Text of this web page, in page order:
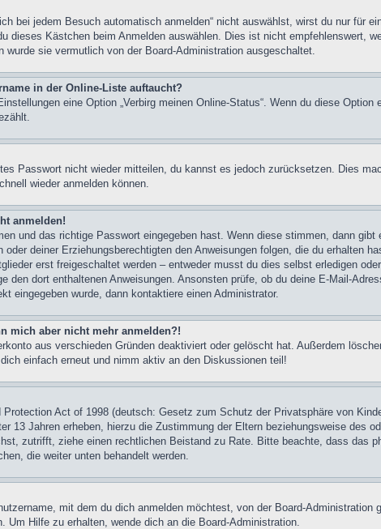
bei jedem Besuch automatisch anmelden“ nicht auswählst, wirst du nur für
dieses Kästchen beim Anmelden auswählen. Dies ist nicht empfehlenswert,
sie vermutlich von der Board-Administration ausgeschaltet.
in der Online-Liste auftaucht?
eine Option „Verbirg meinen Online-Status“. Wenn du diese
Passwort nicht wieder mitteilen, du kannst es jedoch zurücksetzen. Dies
wieder anmelden können.
anmelden!
und das richtige Passwort eingegeben hast. Wenn diese stimmen, dann
deiner Erziehungsberechtigten den Anweisungen folgen, die du erhalten
erst freigeschaltet werden – entweder musst du dies selbst erledigen
den dort enthaltenen Anweisungen. Ansonsten prüfe, ob du deine E-Mail-
eingegeben wurde, dann kontaktiere einen Administrator.
mich aber nicht mehr anmelden?!
aus verschieden Gründen deaktiviert oder gelöscht hat. Außerdem
einfach erneut und nimm aktiv an den Diskussionen teil!
Act of 1998 (deutsch: Gesetz zum Schutz der Privatsphäre von
13 Jahren erheben, hierzu die Zustimmung der Eltern beziehungsweise des
zutrifft, ziehe einen rechtlichen Beistand zu Rate. Bitte beachte, dass das
die weiter unten behandelt werden.
mit dem du dich anmelden möchtest, von der Board-
Um Hilfe zu erhalten, wende dich an die Board-Administration.